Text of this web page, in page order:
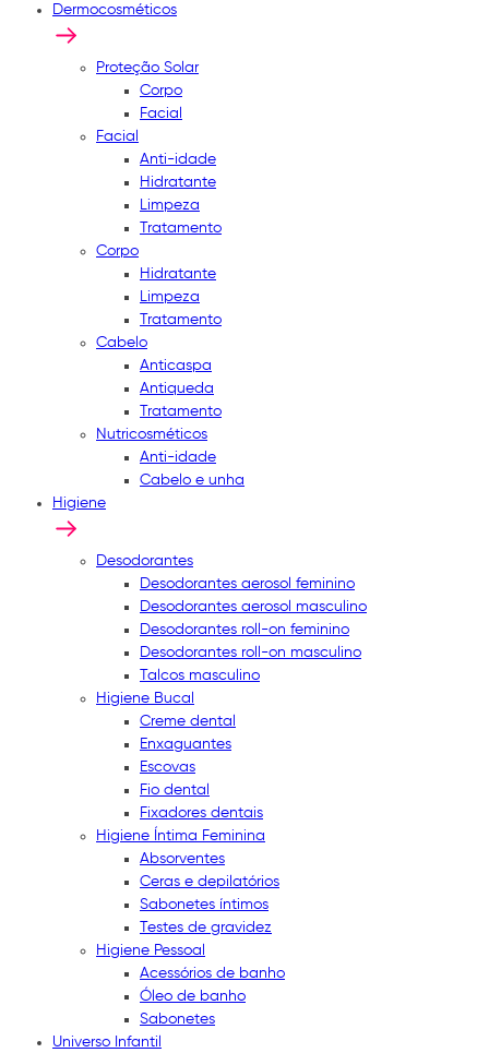
Dermocosméticos
Proteção Solar
Corpo
Facial
Facial
Anti-idade
Hidratante
Limpeza
Tratamento
Corpo
Hidratante
Limpeza
Tratamento
Cabelo
Anticaspa
Antiqueda
Tratamento
Nutricosméticos
Anti-idade
Cabelo e unha
Higiene
Desodorantes
Desodorantes aerosol feminino
Desodorantes aerosol masculino
Desodorantes roll-on feminino
Desodorantes roll-on masculino
Talcos masculino
Higiene Bucal
Creme dental
Enxaguantes
Escovas
Fio dental
Fixadores dentais
Higiene Íntima Feminina
Absorventes
Ceras e depilatórios
Sabonetes íntimos
Testes de gravidez
Higiene Pessoal
Acessórios de banho
Óleo de banho
Sabonetes
Universo Infantil